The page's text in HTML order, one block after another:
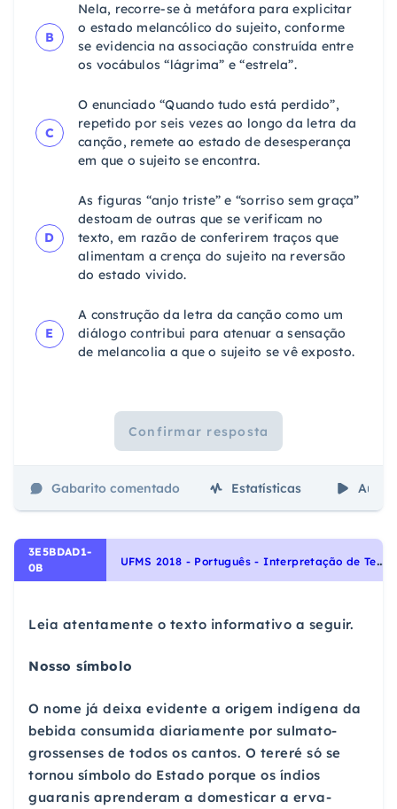
B
Nela, recorre-se à metáfora para explicitar
o estado melancólico do sujeito, conforme
se evidencia na associação construída entre
os vocábulos “lágrima” e “estrela”.
C
O enunciado “Quando tudo está perdido”,
repetido por seis vezes ao longo da letra da
canção, remete ao estado de desesperança
em que o sujeito se encontra.
D
As figuras “anjo triste” e “sorriso sem graça”
destoam de outras que se verificam no
texto, em razão de conferirem traços que
alimentam a crença do sujeito na reversão
do estado vivido.
E
A construção da letra da canção como um
diálogo contribui para atenuar a sensação
de melancolia a que o sujeito se vê exposto.
Confirmar resposta
Gabarito comentado Estatísticas Aulas
3E5BDAD1-
0B
U
FMS 2018 - Português - Interpretação de Textos, Noções Gerais de Compreensão e Interpretação de Texto
Leia atentamente o texto informativo a seguir.
Nosso símbolo
O nome já deixa evidente a origem indígena da
bebida consumida diariamente por sulmato-
grossenses de todos os cantos. O tereré só se
tornou símbolo do Estado porque os índios
guaranis aprenderam a domesticar a erva-